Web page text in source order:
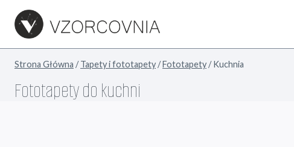
Przejdź
treści
Strona Główna / Tapety i fototapety/Fototapety/ Kuchnia
Fototapety do kuchni